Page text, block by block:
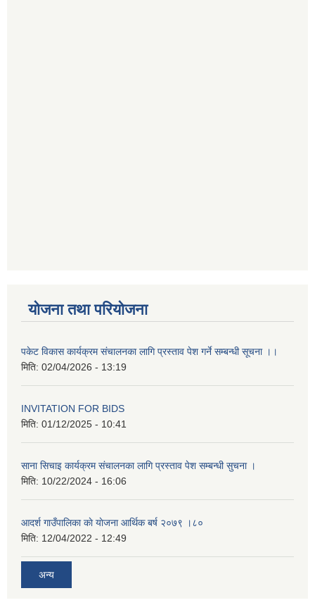
योजना तथा परियोजना
पकेट विकास कार्यक्रम संचालनका लागि प्रस्ताव पेश गर्ने सम्बन्धी सूचना ।।
मिति: 02/04/2026 - 13:19
INVITATION FOR BIDS
मिति: 01/12/2025 - 10:41
साना सिचाइ कार्यक्रम संचालनका लागि प्रस्ताव पेश सम्बन्धी सुचना ।
मिति: 10/22/2024 - 16:06
आदर्श गाउँपालिका काे याेजना आर्थिक बर्ष २०७९ ।८०
मिति: 12/04/2022 - 12:49
अन्य